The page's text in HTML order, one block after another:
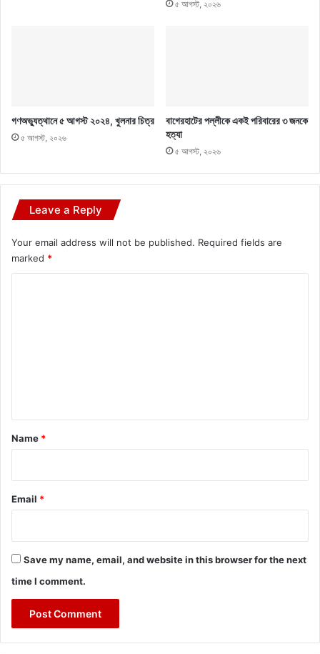
৫ আগস্ট, ২০২৬
গণঅভ্যুত্থানে ৫ আগস্ট ২০২৪, খুলনার চিত্র
৫ আগস্ট, ২০২৬
বাগেরহাটের পল্লীকে একই পরিবারের ৩ জনকে
হত্যা
৫ আগস্ট, ২০২৬
Leave a Reply
Your email address will not be published. Required fields are
marked *
*
Name *
Email *
Save my name, email, and website in this browser for the next
time I comment.